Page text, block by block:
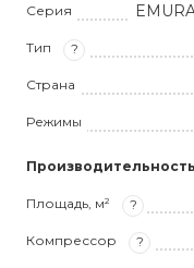
Серия
Тип ?
Страна
Режимы
Площадь, м² ?
Компрессор ?